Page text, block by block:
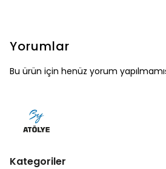
Yorumlar
Bu ürün için henüz yorum
Kategoriler